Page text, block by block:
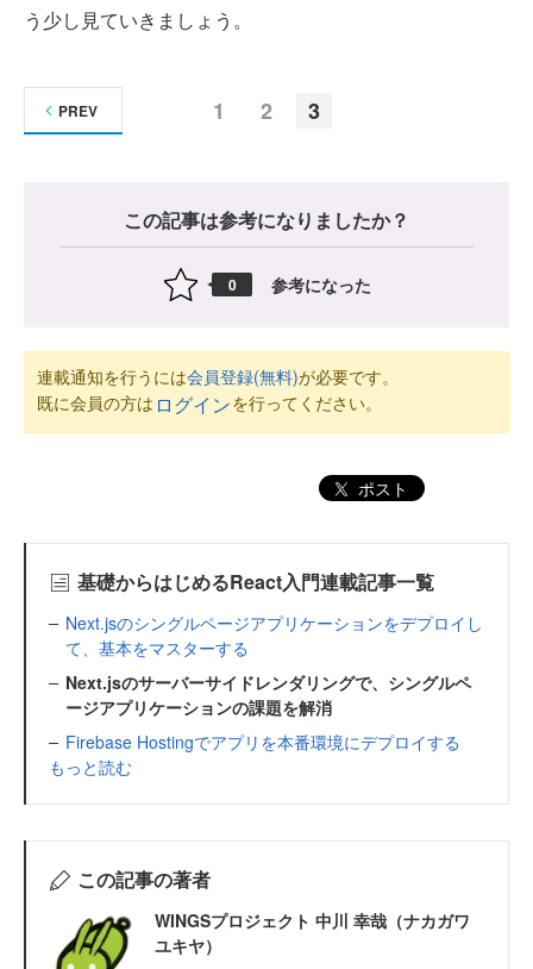
う少し見ていきましょう。
1 2 3
PREV
この記事は参考になりましたか？
0 参考になった
連載通知を行うには会員登録(無料)が必要です。
既に会員の方は ログインを行ってください。
ポスト
基礎からはじめるReact入門連載記事一覧
Next.jsのシングルページアプリケーションをデプロイし
て、基本をマスターする
Next.jsのサーバーサイドレンダリングで、シングルペ
ージアプリケーションの課題を解消
Firebase Hostingでアプリを本番環境にデプロイする
もっと読む
この記事の著者
WINGSプロジェクト 中川 幸哉（ナカガワ
ユキヤ）